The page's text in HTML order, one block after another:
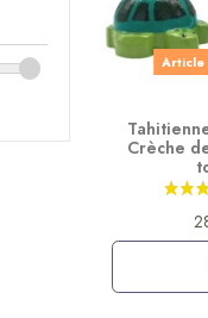
Article
Crèche